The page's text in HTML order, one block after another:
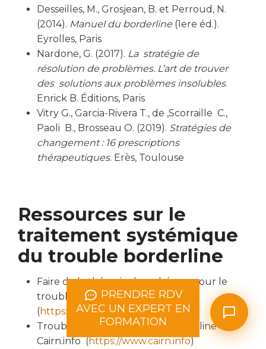
PRENDRE RDV
AVEC UN EXPERT EN
FORMATION
Desseilles, M., Grosjean, B. et Perroud, N.
(2014). Manuel du borderline (1ere éd.).
Eyrolles, Paris
Nardone, G. (2017). La stratégie de
résolution de problèmes. L’art de trouver
des solutions aux problèmes insolubles.
Enrick B. Éditions, Paris
Vitry G., Garcia-Rivera T., de ,Scorraille C.,
Paoli B., Brosseau O. (2019). Stratégies de
changement : 16 prescriptions
thérapeutiques. Erès, Toulouse
Ressources sur le
traitement systémique
du trouble borderline
Faire de la thérapie des schémas pour le
trouble borderline - Cairn.info
(https://www.cairn.info)
Trouble de la personnalité borderline -
Cairn.info (https://www.cairn.info)